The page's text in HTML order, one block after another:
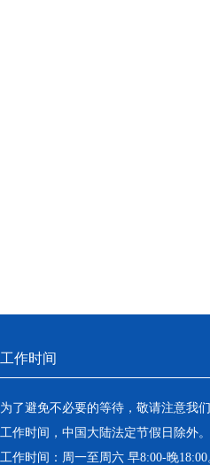
工作时间
为了避免不必要的等待，敬请注意我
工作时间，中国大陆法定节假日除外。
工作时间：周一至周六 早8:00-晚